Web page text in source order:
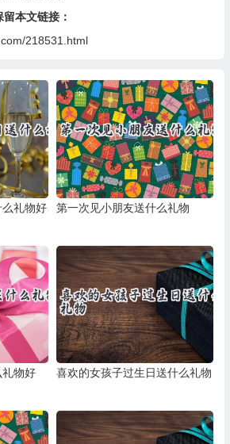
本文链接：
218531.html
礼物好 第一次见小朋友送什么礼物
物好 喜欢的女孩子过生日送什么礼物